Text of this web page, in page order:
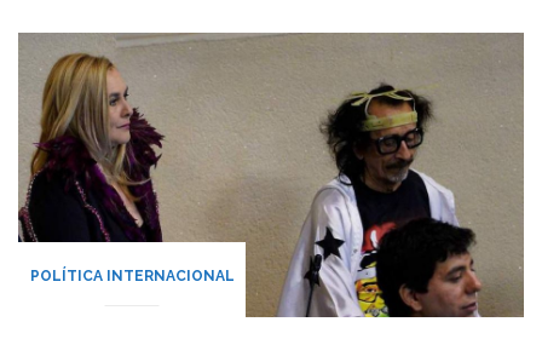
POLÍTICA INTERNACIONAL